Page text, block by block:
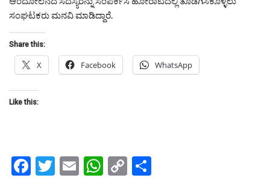
ಸಂಘಟಕರು ಮನವಿ ಮಾಡಿದ್ದಾರೆ.
Share this:
X Facebook WhatsApp
Like this:
Facebook
Twitter
EmailWhatsApp
Copy